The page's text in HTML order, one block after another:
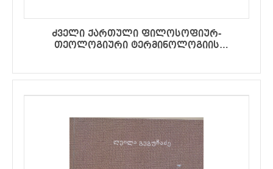
ძველი ქართული ფილოსოფიურ-
თეოლოგიური ტერმინოლოგიის